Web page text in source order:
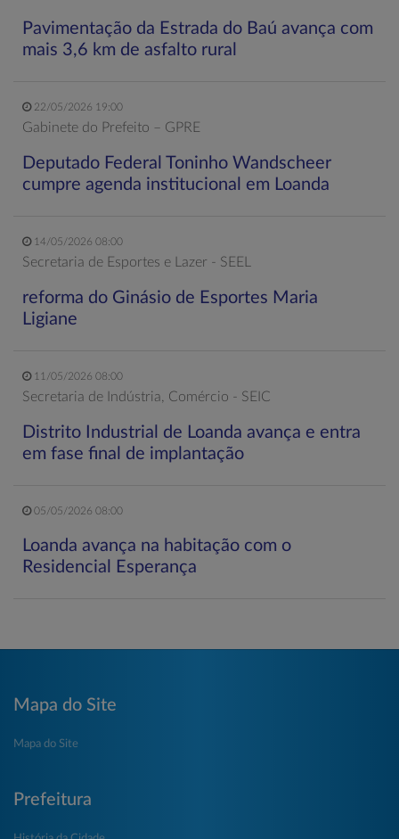
Pavimentação da Estrada do Baú avança com
mais 3,6 km de asfalto rural
22/05/2026 19:00
Gabinete do Prefeito – GPRE
Deputado Federal Toninho Wandscheer
cumpre agenda institucional em Loanda
14/05/2026 08:00
Secretaria de Esportes e Lazer - SEEL
reforma do Ginásio de Esportes Maria
Ligiane
11/05/2026 08:00
Secretaria de Indústria, Comércio - SEIC
Distrito Industrial de Loanda avança e entra
em fase final de implantação
05/05/2026 08:00
Loanda avança na habitação com o
Residencial Esperança
Mapa do Site
Mapa do Site
Prefeitura